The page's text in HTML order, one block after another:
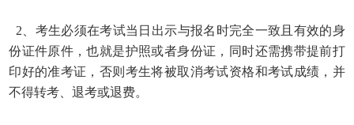
2、考生必须在考试当日出示与报名时完全一致且有效的身
份证件原件，也就是护照或者身份证，同时还需携带提前打
印好的准考证，否则考生将被取消考试资格和考试成绩，并
不得转考、退考或退费。